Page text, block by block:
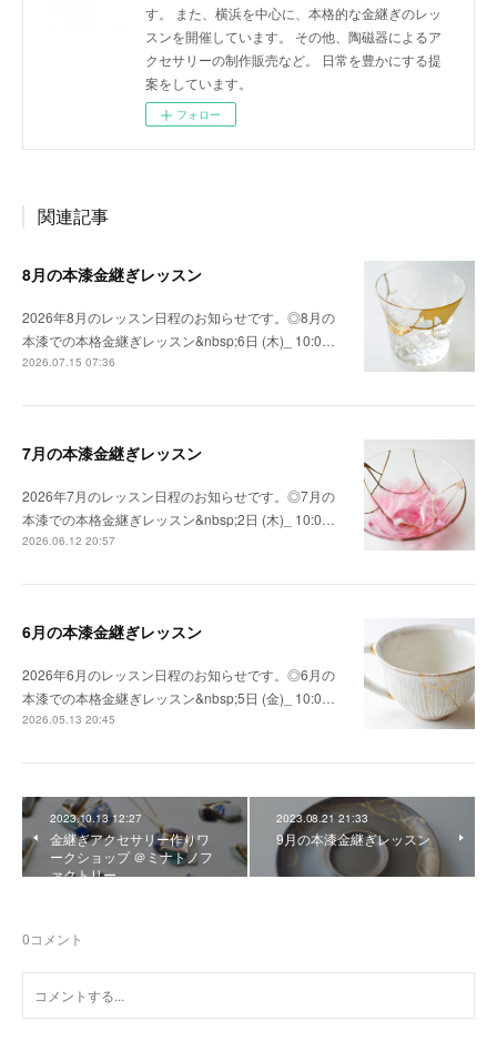
す。 また、横浜を中心に、本格的な金継ぎのレッ
スンを開催しています。 その他、陶磁器によるア
クセサリーの制作販売など。 日常を豊かにする提
案をしています。
フォロー
関連記事
8月の本漆金継ぎレッスン
2026年8月のレッスン日程のお知らせです。◎8月の
本漆での本格金継ぎレッスン&nbsp;6日 (木)_ 10:0…
2026.07.15 07:36
7月の本漆金継ぎレッスン
2026年7月のレッスン日程のお知らせです。◎7月の
本漆での本格金継ぎレッスン&nbsp;2日 (木)_ 10:0…
2026.06.12 20:57
6月の本漆金継ぎレッスン
2026年6月のレッスン日程のお知らせです。◎6月の
本漆での本格金継ぎレッスン&nbsp;5日 (金)_ 10:0…
2026.05.13 20:45
2023.10.13 12:27
金継ぎアクセサリー作りワ
ークショップ ＠ミナトノフ
ァクトリー
2023.08.21 21:33
9月の本漆金継ぎレッスン
0コメント